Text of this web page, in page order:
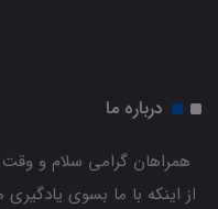
درباره ما
همراهان گرامی سلام و وقت
از اینکه با ما بسوی